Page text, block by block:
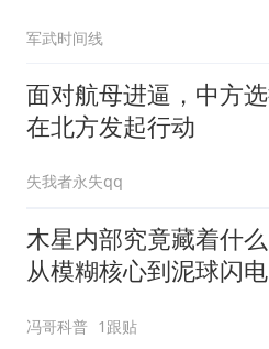
京
军武时间线
面对航母进逼，中方
在北方发起行动
失我者永失qq
木星内部究竟藏着什么
从模糊核心到泥球闪电
冯哥科普 1跟贴